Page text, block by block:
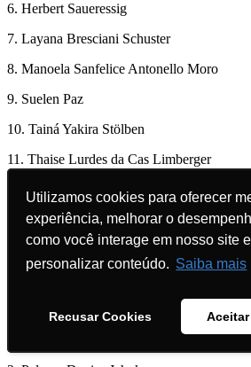
Utilizamos cookies para oferecer
experiência, melhorar o
como você interage em nosso site e
personalizar conteúdo. Saiba mais
Recusar Cookies
Utilizamos cookies para oferecer
experiência, melhorar o
como você interage em nosso site e
personalizar conteúdo. Saiba mais
Recusar Cookies
6. Herbert Saueressig
7. Layana Bresciani Schuster
8. Manoela Sanfelice Antonello Moro
9. Suelen Paz
10. Tainá Yakira Stölben
11. Thaise Lurdes da Cas Limberger
JORNALISMO
1. Lucas Souza Malheiros
PRODUÇÃO EM MÍDIA